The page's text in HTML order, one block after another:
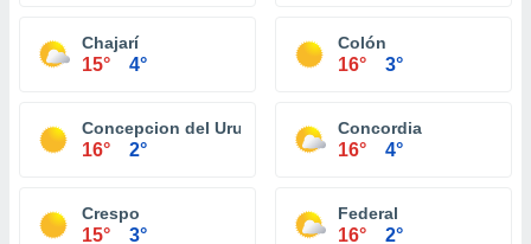
Chajarí
15° 4°
Colón
16° 3°
Concepcion del Uruguay
16° 2°
Concordia
16° 4°
Crespo
15° 3°
Federal
16° 2°